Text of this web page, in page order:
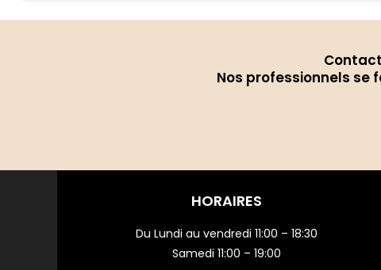
Nos professionnels se
HORAIRES
Du Lundi au vendredi 11:00 – 18:30
Samedi 11:00 – 19:00